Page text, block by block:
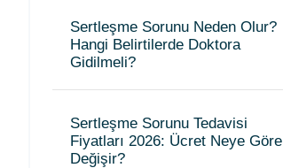
Sertleşme Sorunu Neden Olur?
Hangi Belirtilerde Doktora
Gidilmeli?
Sertleşme Sorunu Tedavisi
Fiyatları 2026: Ücret Neye Göre
Değişir?